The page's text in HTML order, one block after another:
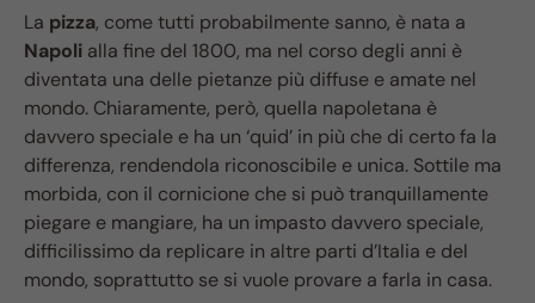
La pizza, come tutti probabilmente sanno, è nata a
Napoli alla fine del 1800, ma nel corso degli anni è
diventata una delle pietanze più diffuse e amate nel
mondo. Chiaramente, però, quella napoletana è
davvero speciale e ha un ‘quid’ in più che di certo fa la
differenza, rendendola riconoscibile e unica. Sottile ma
morbida, con il cornicione che si può tranquillamente
piegare e mangiare, ha un impasto davvero speciale,
difficilissimo da replicare in altre parti d’Italia e del
mondo, soprattutto se si vuole provare a farla in casa.